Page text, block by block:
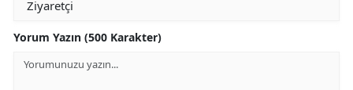
Yorum Yazın (500 Karakter)